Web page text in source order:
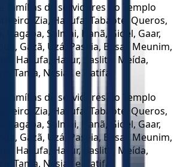
famílias de servidores do Templo
Zia, Hasufa, Tabaote, Queros,
Hagaba, Salmai, Hanã, Gidel, Gaar,
Gazã, Uzá, Paseia, Besai, Meunim,
Hacufa, Harur, Baslite, Meída,
Tama, Nesias e Hatifa.
famílias de servidores do Templo
Zia, Hasufa, Tabaote, Queros,
Hagaba, Salmai, Hanã, Gidel, Gaar,
Gazã, Uzá, Paseia, Besai, Meunim,
Hacufa, Harur, Baslite, Meída,
Tama, Nesias e Hatifa.